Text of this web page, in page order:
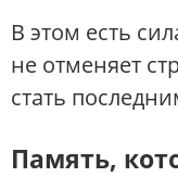
В этом есть
не отменяет
стать
Память,